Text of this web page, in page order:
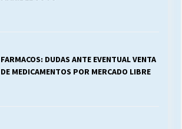
FARMACOS: DUDAS ANTE EVENTUAL VENTA
DE MEDICAMENTOS POR MERCADO LIBRE